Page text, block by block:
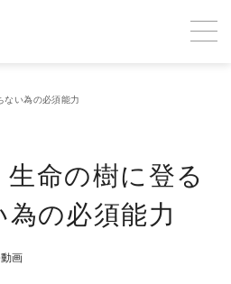
い為の必須能力
命の樹に登る
の必須能力
画